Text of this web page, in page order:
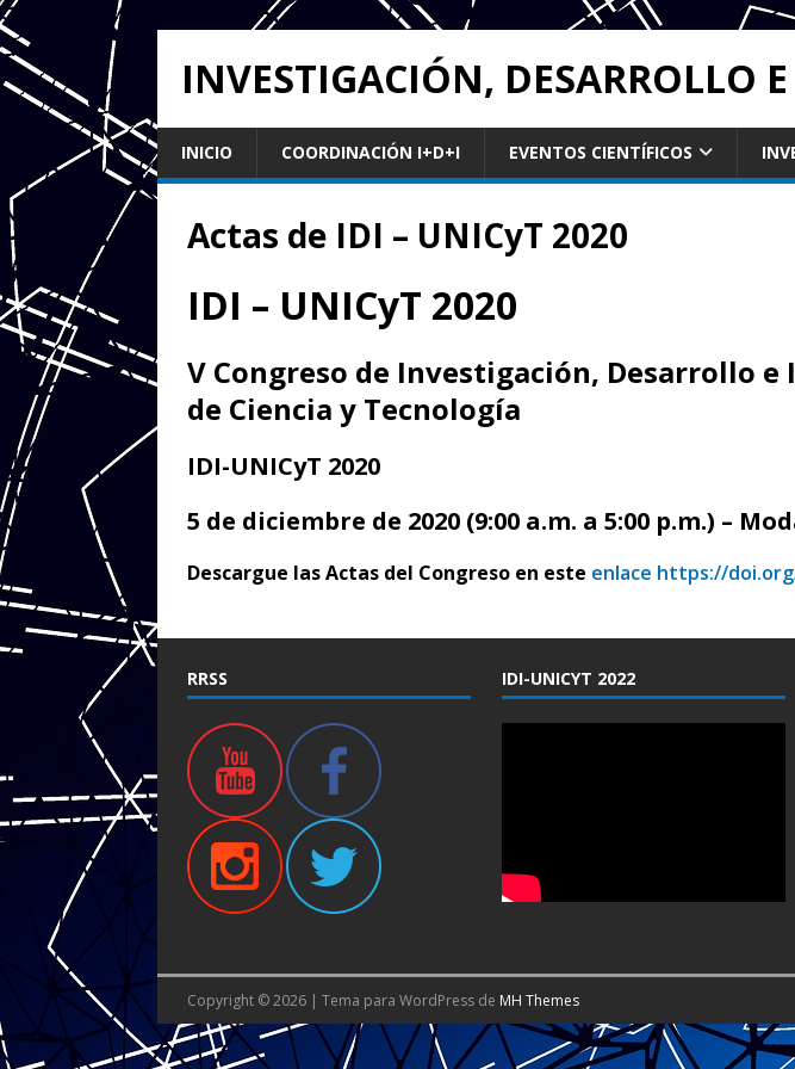
INVESTIGACIÓN, DESARROLLO
INICIO COORDINACIÓN I+D+I EVENTOS CIENTÍFICOS
Actas de IDI – UNICyT 2020
IDI – UNICyT 2020
V Congreso de Investigación, Desarrollo
de Ciencia y Tecnología
IDI-UNICyT 2020
5 de diciembre de 2020 (9:00 a.m. a 5:00 p.m.) –
Descargue las Actas del Congreso en este enlace https://
RRSS IDI-UNICYT 2022
Copyright © 2026 | Tema para WordPress de MH Themes